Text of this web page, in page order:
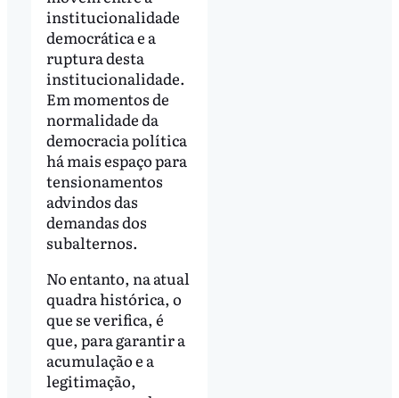
institucionalidade
democrática e a
ruptura desta
institucionalidade.
Em momentos de
normalidade da
democracia política
há mais espaço para
tensionamentos
advindos das
demandas dos
subalternos.
No entanto, na atual
quadra histórica, o
que se verifica, é
que, para garantir a
acumulação e a
legitimação,